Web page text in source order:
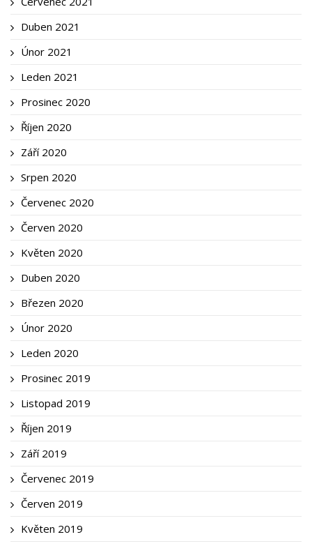
Duben 2021
Únor 2021
Leden 2021
Prosinec 2020
Říjen 2020
Září 2020
Srpen 2020
Červenec 2020
Červen 2020
Květen 2020
Duben 2020
Březen 2020
Únor 2020
Leden 2020
Prosinec 2019
Listopad 2019
Říjen 2019
Září 2019
Červenec 2019
Červen 2019
Květen 2019